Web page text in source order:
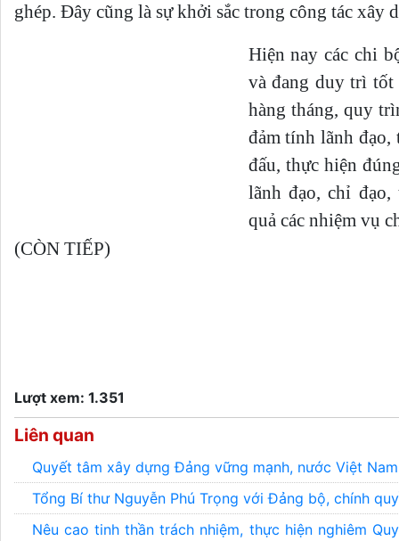
ghép. Đây cũng là sự khởi sắc trong công tác
Hiện nay các chi
và đang duy trì tốt
hàng tháng, quy
đảm tính lãnh
đấu, thực hiện
lãnh đạo, chỉ
quả các nhiệm vụ
(CÒN TIẾP)
Lượt xem: 1.351
Liên quan
Quyết tâm xây dựng Đảng vững mạnh, nước Việt
Tổng Bí thư Nguyễn Phú Trọng với Đảng bộ, chính
Nêu cao tinh thần trách nhiệm, thực hiện nghiêm